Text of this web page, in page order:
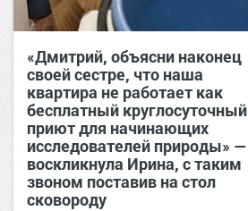
«Дмитрий, объясни наконец
своей сестре, что наша
квартира не работает как
бесплатный круглосуточный
приют для начинающих
исследователей природы» —
воскликнула Ирина, с таким
звоном поставив на стол
сковороду